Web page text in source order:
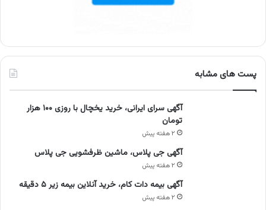
پست های مشابه
آگهی سرای ایرانی، خرید یخچال با روزی ۱۰۰ هزار
تومان
۲ هفته پیش
آگهی جی پلاس، ماشین ظرفشویی جی پلاس
۲ هفته پیش
آگهی بیمه دات کام، خرید آنلاین بیمه زیر ۵ دقیقه
۲ هفته پیش